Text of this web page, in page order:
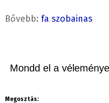
Bővebb: fa szobainas
Mondd el a
Megosztás: